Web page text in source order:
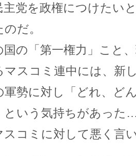
主党を政権につけたい
だ。
の「第一権力」こと
マスコミ連中には、新
軍勢に対し「どれ、ど
という気持ちがあっ
スコミに対して悪く言